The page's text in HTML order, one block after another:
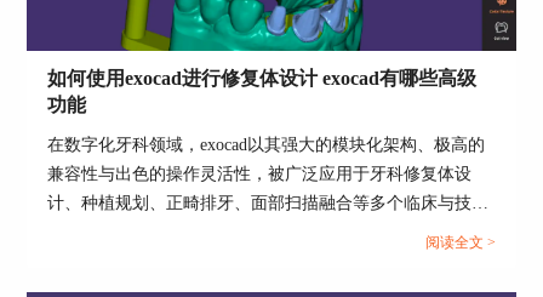
解。这两者在牙科修复设计中起着至关重要的作
用，对于提高修复体的质量和患者的舒适度具有重
要的意义。总的来说，了解exocad咬合空间的含义
以及如何使用exocad咬合架调咬合法，对于牙科专
意度，同时也将有助于牙科行业的发展和进步。对
于患者来说，理解这些概念和流程也能帮助他们更
好地了解和参与他们的治疗过程，从而提高他们对
如何使用exocad进行修复体设计 exocad有哪些高级
功能
在数字化牙科领域，exocad以其强大的模块化架构、极高的
兼容性与出色的操作灵活性，被广泛应用于牙科修复体设
计、种植规划、正畸排牙、面部扫描融合等多个临床与技工
室场景。对于希望在设计效率、功能扩展与临床适配上获得
体设计，exocad有哪些高级功能”是实现精准数字化修复的关
阅读全文 >